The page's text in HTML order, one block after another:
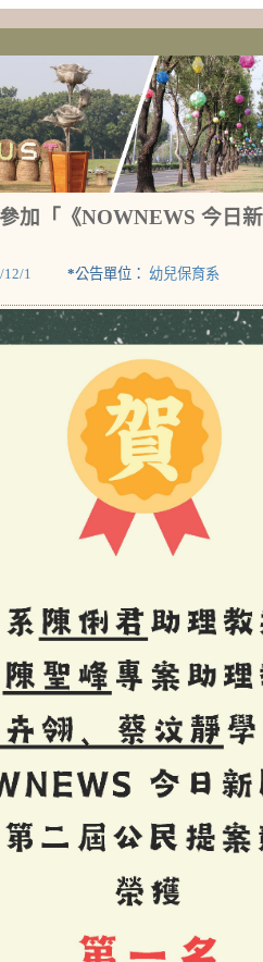
加「《NOWNEWS 今日
12/1 *公告單位： 幼兒保育系